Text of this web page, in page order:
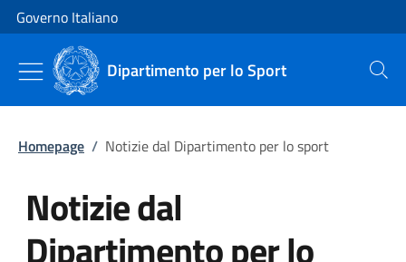
Vai al contenuto
Vai alla navigazione del sito
Governo Italiano
Dipartimento per lo Sport Cerca
Homepage / Notizie dal Dipartimento per lo sport
Notizie dal
Dipartimento per lo